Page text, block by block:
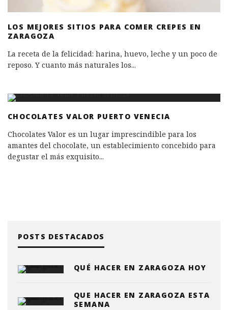
LOS MEJORES SITIOS PARA COMER CREPES EN
ZARAGOZA
La receta de la felicidad: harina, huevo, leche y un poco de
reposo. Y cuanto más naturales los...
CHOCOLATES VALOR PUERTO VENECIA
Chocolates Valor es un lugar imprescindible para los
amantes del chocolate, un establecimiento concebido para
degustar el más exquisito...
POSTS DESTACADOS
QUÉ HACER EN ZARAGOZA HOY
QUE HACER EN ZARAGOZA ESTA
SEMANA